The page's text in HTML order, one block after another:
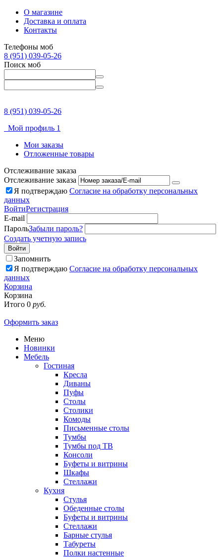
О магазине
Доставка и оплата
Контакты
Телефоны моб
8 (951) 039-05-26
Поиск моб
8 (951) 039-05-26
Мой профиль 1
Мои заказы
Отложенные товары
Отслеживание заказа
Отслеживание заказа
Я подтверждаю Согласие на обработку персональных
данных
ВойтиРегистрация
E-mail
ПарольЗабыли пароль?
Создать учетную запись
Войти
Запомнить
Я подтверждаю Согласие на обработку персональных
данных
Корзина
Корзина
Итого 0 руб.
Оформить заказ
Меню
Новинки
Мебель
Гостиная
Кресла
Диваны
Пуфы
Столы
Столики
Комоды
Письменные столы
Тумбы
Тумбы под ТВ
Консоли
Буфеты и витрины
Шкафы
Стеллажи
Кухня
Стулья
Обеденные столы
Буфеты и витрины
Стеллажи
Барные стулья
Табуреты
Полки настенные